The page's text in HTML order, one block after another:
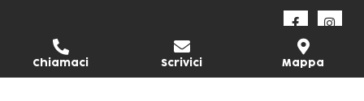
Chiamaci Scrivici Mappa